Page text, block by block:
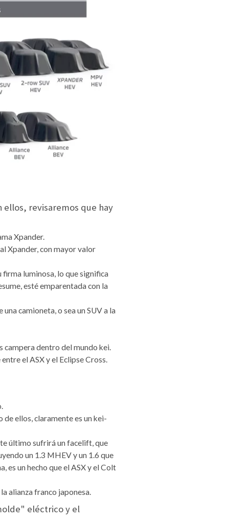
revisaremos que hay
Xpander.
Xpander, con mayor valor
firma luminosa, lo que significa
esté emparentada con la
camioneta, o sea un SUV a la
campera dentro del mundo kei.
el ASX y el Eclipse Cross.
ellos, claramente es un kei-
último sufrirá un facelift, que
un 1.3 MHEV y un 1.6 que
un hecho que el ASX y el Colt
alianza franco japonesa.
eléctrico y el